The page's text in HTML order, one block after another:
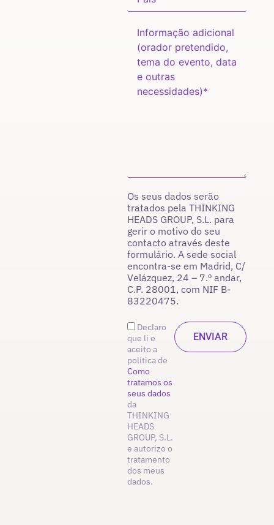
Os seus dados serão
tratados pela THINKING
HEADS GROUP, S.L. para
gerir o motivo do seu
contacto através deste
formulário. A sede social
encontra-se em Madrid, C/
Velázquez, 24 – 7.º andar,
C.P. 28001, com NIF B-
83220475.
Declaro
que li e
aceito a
política de
Como
tratamos os
seus dados
da
THINKING
HEADS
GROUP, S.L.
e autorizo o
tratamento
dos meus
dados.